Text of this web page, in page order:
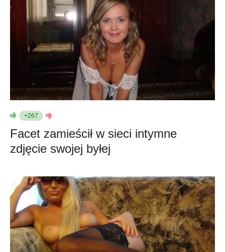
+267
Facet zamieścił w sieci intymne
zdjęcie swojej byłej